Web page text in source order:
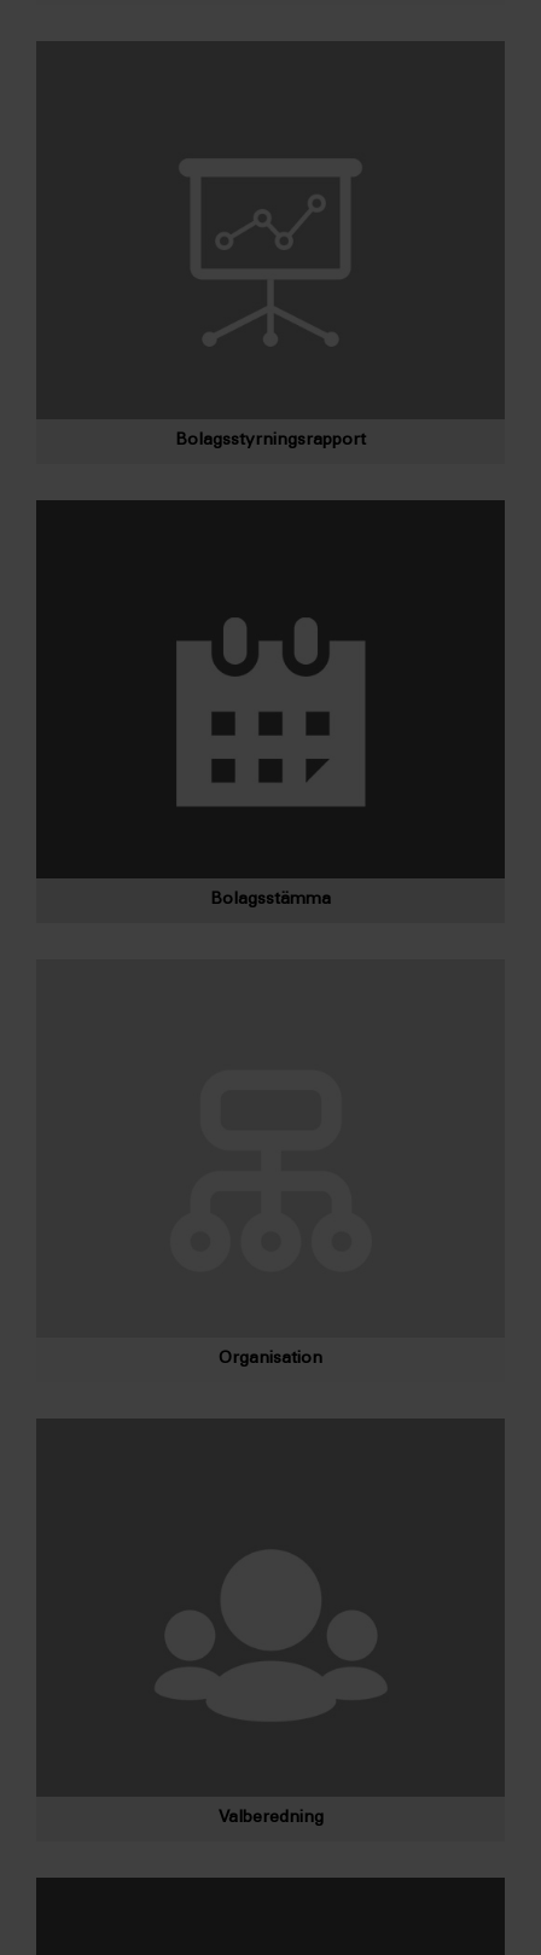
Bolagsstyrningsrapport
Bolagsstämma
Organisation
Valberedning